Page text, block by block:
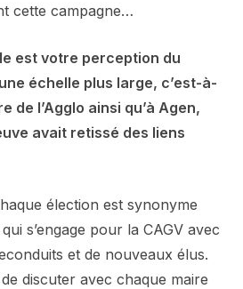
cette campagne…
est votre perception du
échelle plus large, c’est-à-
de l’Agglo ainsi qu’à Agen,
avait retissé des liens
élection est synonyme
s’engage pour la CAGV avec
et de nouveaux élus.
discuter avec chaque maire